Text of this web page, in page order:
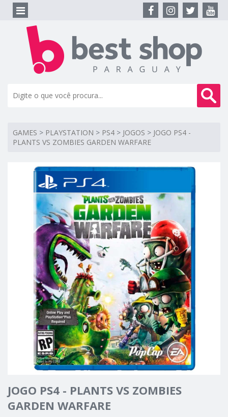
GAMES > PLAYSTATION > PS4 > JOGOS > JOGO PS4 -
PLANTS VS ZOMBIES GARDEN WARFARE
JOGO PS4 - PLANTS VS ZOMBIES
GARDEN WARFARE